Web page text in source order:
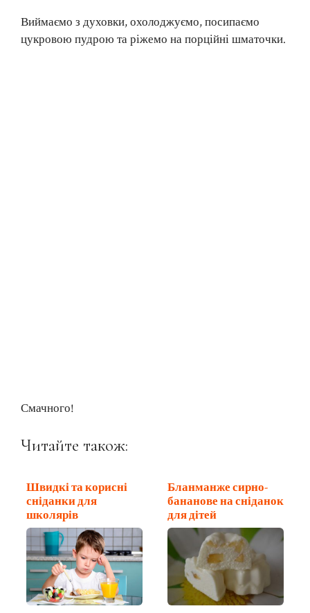
Виймаємо з духовки, охолоджуємо, посипаємо
цукровою пудрою та ріжемо на порційні шматочки.
Смачного!
Читайте також:
Швидкі та корисні
сніданки для
школярів
Бланманже сирно-
бананове на сніданок
для дітей